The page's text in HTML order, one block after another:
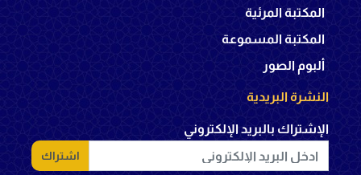
المكتبة المرئية
المكتبة المسموعة
ألبوم الصور
النشرة البريدية
الإشتراك بالبريد الإلكتروني
اشتراك